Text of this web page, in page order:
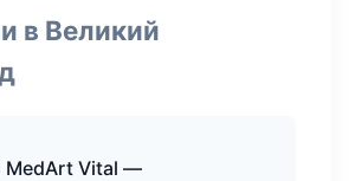
в Великий
Vital —